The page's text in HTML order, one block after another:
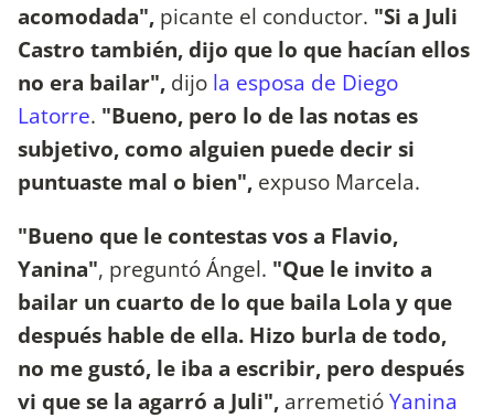
acomodada", picante el conductor. "Si a Juli
Castro también, dijo que lo que hacían ellos
no era bailar", dijo la esposa de Diego
Latorre. "Bueno, pero lo de las notas es
subjetivo, como alguien puede decir si
puntuaste mal o bien", expuso Marcela.
"Bueno que le contestas vos a Flavio,
Yanina", preguntó Ángel. "Que le invito a
bailar un cuarto de lo que baila Lola y que
después hable de ella. Hizo burla de todo,
no me gustó, le iba a escribir, pero después
vi que se la agarró a Juli", arremetióYanina